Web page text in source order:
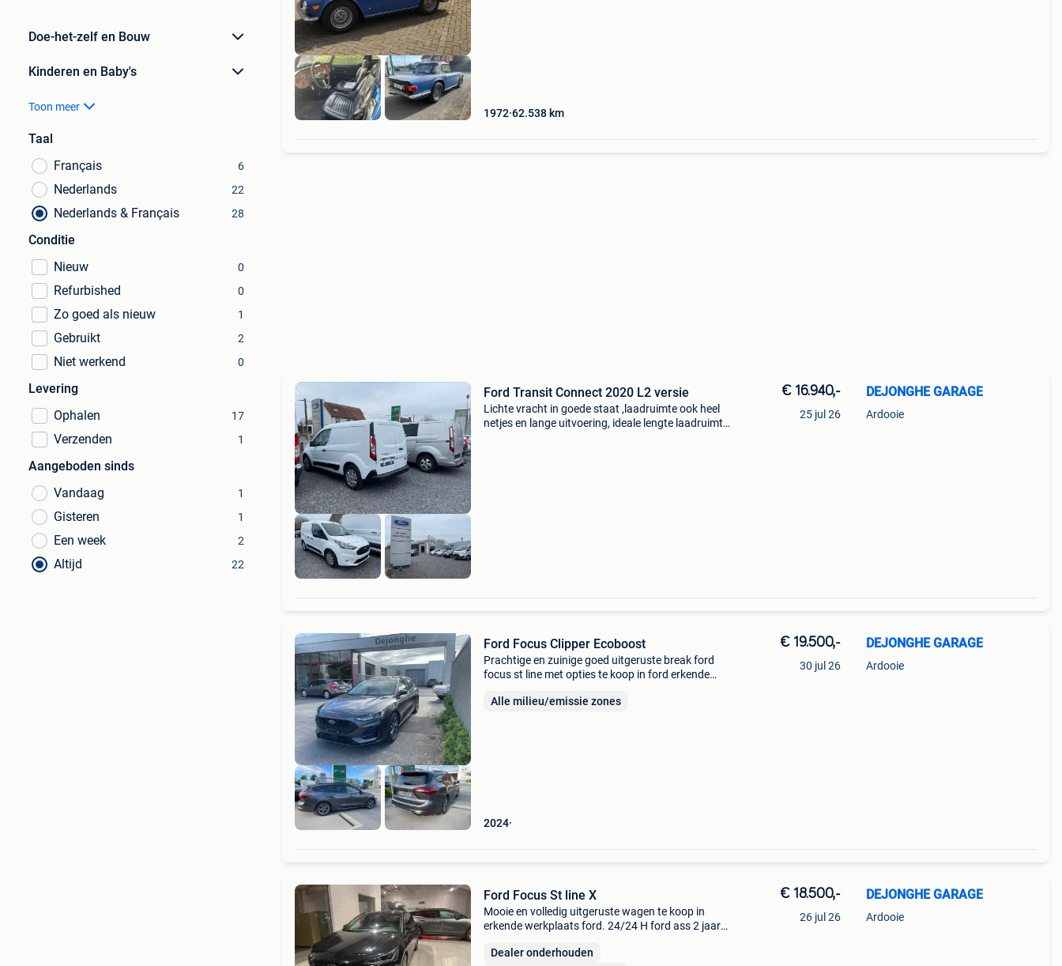
Doe-het-zelf en Bouw
Kinderen en Baby's
Toon meer
Taal
Français
6
Nederlands 22
Nederlands & Français 28
Conditie
Nieuw
0
Refurbished 0
Zo goed als nieuw 1
Gebruikt 2
Niet werkend 0
Levering
Ophalen
17
Verzenden 1
Aangeboden sinds
Vandaag
1
Gisteren 1
Een week 2
Altijd 22
1972 62.538 km
Ford Transit Connect 2020 L2 versie
Lichte vracht in goede staat ,laadruimte ook heel
netjes en lange uitvoering, ideale lengte laadruimte
€ 16.940,-
25 jul 26
DEJONGHE GARAGE
Ardooie
Ford Focus Clipper Ecoboost
Prachtige en zuinige goed uitgeruste break ford
focus st line met opties te koop in ford erkende
24/24 ford ass europa ) model 2025
Alle milieu/emissie zones
2024
€ 19.500,-
30 jul 26
DEJONGHE GARAGE
Ardooie
Ford Focus St line X
Mooie en volledig uitgeruste wagen te koop in
erkende werkplaats ford. 24/24 H ford ass 2 jaar
Dealer onderhouden
€ 18.500,-
26 jul 26
DEJONGHE GARAGE
Ardooie